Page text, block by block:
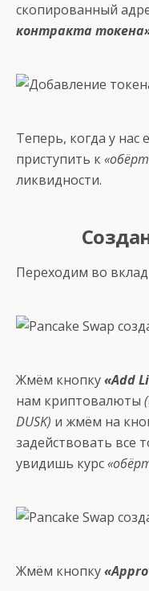
скопированный
контракта
Теперь, когда у
приступить к
ликвидности.
Переходим во
Жмём кнопку«Add
нам криптовалюты
DUSK) и жмём на
задействовать все
увидишь курс
Жмём кнопку